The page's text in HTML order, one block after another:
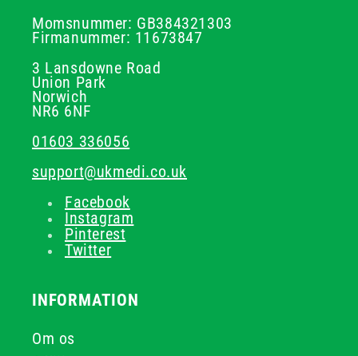
Momsnummer: GB384321303
Firmanummer: 11673847
3 Lansdowne Road
Union Park
Norwich
NR6 6NF
01603 336056
support@ukmedi.co.uk
Facebook
Instagram
Pinterest
Twitter
INFORMATION
Om os